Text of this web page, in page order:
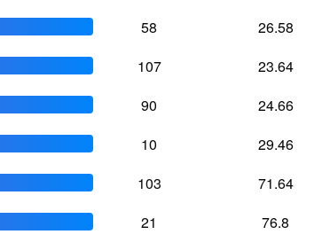
58 26.58
107 23.64
90 24.66
10 29.46
103 71.64
21 76.8